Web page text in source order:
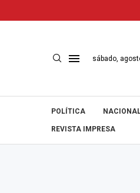
sábado,
POLÍTICA
REVISTA IMPRESA